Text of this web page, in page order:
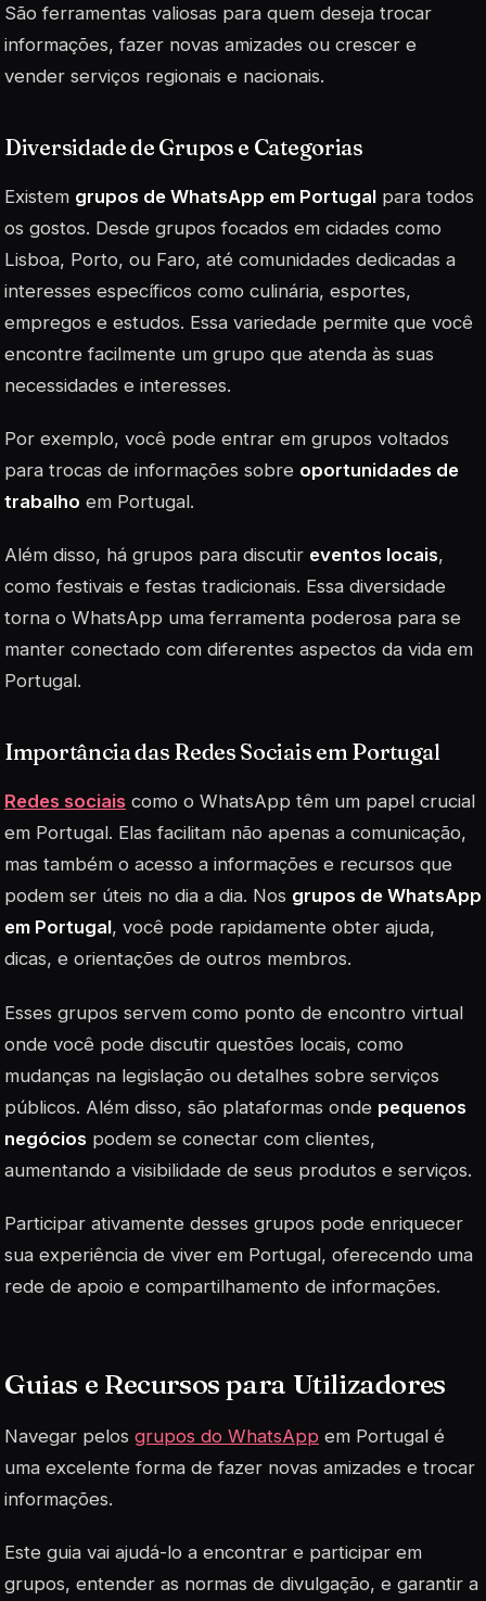
São ferramentas valiosas para quem deseja trocar
informações, fazer novas amizades ou crescer e
vender serviços regionais e nacionais.
Diversidade de Grupos e Categorias
Existem grupos de WhatsApp em Portugal para todos
os gostos. Desde grupos focados em cidades como
Lisboa, Porto, ou Faro, até comunidades dedicadas a
interesses específicos como culinária, esportes,
empregos e estudos. Essa variedade permite que você
encontre facilmente um grupo que atenda às suas
necessidades e interesses.
Por exemplo, você pode entrar em grupos voltados
para trocas de informações sobre oportunidades de
trabalho em Portugal.
Além disso, há grupos para discutir eventos locais,
como festivais e festas tradicionais. Essa diversidade
torna o WhatsApp uma ferramenta poderosa para se
manter conectado com diferentes aspectos da vida em
Portugal.
Importância das Redes Sociais em Portugal
Redes sociais como o WhatsApp têm um papel crucial
em Portugal. Elas facilitam não apenas a comunicação,
mas também o acesso a informações e recursos que
podem ser úteis no dia a dia. Nos grupos de WhatsApp
em Portugal, você pode rapidamente obter ajuda,
dicas, e orientações de outros membros.
Esses grupos servem como ponto de encontro virtual
onde você pode discutir questões locais, como
mudanças na legislação ou detalhes sobre serviços
públicos. Além disso, são plataformas onde pequenos
negócios podem se conectar com clientes,
aumentando a visibilidade de seus produtos e serviços.
Participar ativamente desses grupos pode enriquecer
sua experiência de viver em Portugal, oferecendo uma
rede de apoio e compartilhamento de informações.
Guias e Recursos para Utilizadores
Navegar pelos grupos do WhatsApp em Portugal é
uma excelente forma de fazer novas amizades e trocar
informações.
Este guia vai ajudá-lo a encontrar e participar em
grupos, entender as normas de divulgação, e garantir a